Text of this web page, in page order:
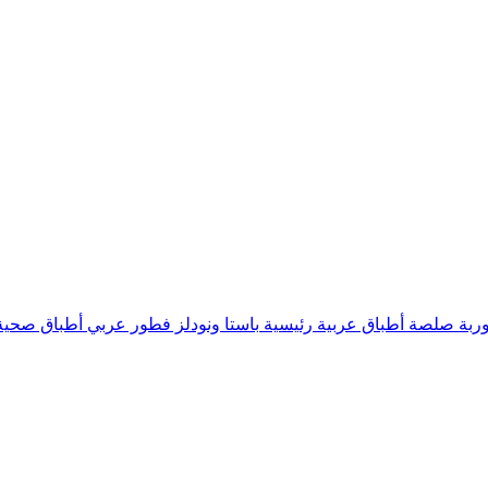
صلصة أطباق عربية رئيسية باستا ونودلز فطور عربي أطباق